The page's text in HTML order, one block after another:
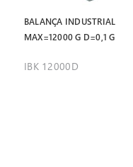
BALANÇA INDUSTRIAL
MAX=12000 G D=0,1 G
IBK 12000D